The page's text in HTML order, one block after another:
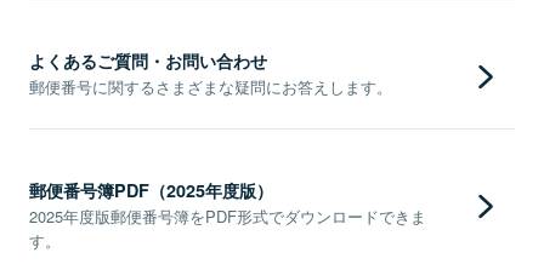
よくあるご質問・お問い合わせ
郵便番号に関するさまざまな疑問にお答えします。
郵便番号簿PDF（2025年度版）
2025年度版郵便番号簿をPDF形式でダウンロードできま
す。